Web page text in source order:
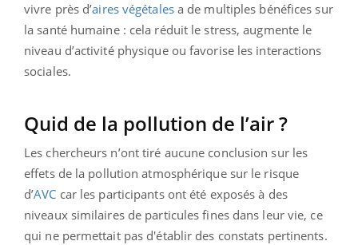
vivre près d’aires végétalesa de multiples bénéfices sur
la santé humaine : cela réduit le stress, augmente le
niveau d’activité physique ou favorise les interactions
sociales.
Quid de la pollution de l’air ?
Les chercheurs n’ont tiré aucune conclusion sur les
effets de la pollution atmosphérique sur le risque
d’AVC car les participants ont été exposés à des
niveaux similaires de particules fines dans leur vie, ce
qui ne permettait pas d'établir des constats pertinents.